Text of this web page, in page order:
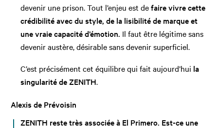
devenir une prison. Tout l’enjeu est defaire vivre cette
crédibilité avec du style, de la lisibilité de marque et
une vraie capacité d’émotion. Il faut être légitime sans
devenir austère, désirable sans devenir superficiel.
C’est précisément cet équilibre qui fait aujourd’hui la
singularité de ZENITH.
Alexis de Prévoisin
ZENITH reste très associée à El Primero. Est-ce une